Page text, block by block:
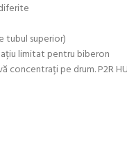
tubul superior)
limitat pentru biberon
concentrați pe drum. P2R